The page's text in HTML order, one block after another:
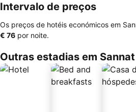
Intervalo de preços
Os preços de hotéis económicos em
‎€ 76 por noite.
Outras estadias em Sannat